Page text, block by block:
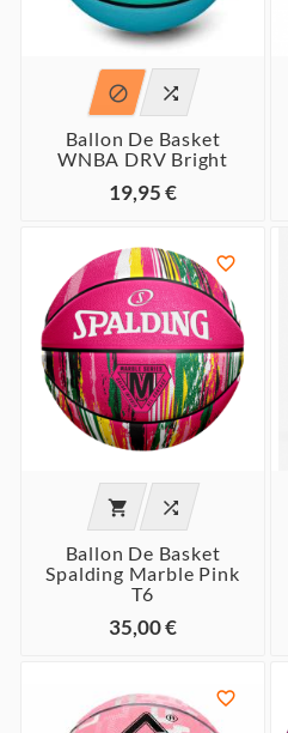
 
Ballon De Basket
WNBA DRV Bright
19,95 €

 
Ballon De Basket
Spalding Marble Pink
T6
35,00 €
